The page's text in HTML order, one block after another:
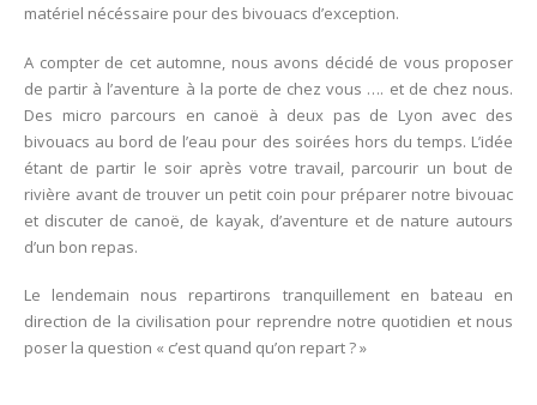
matériel nécéssaire pour des bivouacs d’exception.
A compter de cet automne, nous avons décidé de vous proposer
de partir à l’aventure à la porte de chez vous …. et de chez nous.
Des micro parcours en canoë à deux pas de Lyon avec des
bivouacs au bord de l’eau pour des soirées hors du temps. L’idée
étant de partir le soir après votre travail, parcourir un bout de
rivière avant de trouver un petit coin pour préparer notre bivouac
et discuter de canoë, de kayak, d’aventure et de nature autours
d’un bon repas.
Le lendemain nous repartirons tranquillement en bateau en
direction de la civilisation pour reprendre notre quotidien et nous
poser la question « c’est quand qu’on repart ? »